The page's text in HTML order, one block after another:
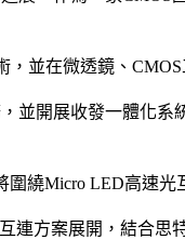
並在微透鏡、
並開展收發一體化
繞Micro LED高速
連方案展開，結合